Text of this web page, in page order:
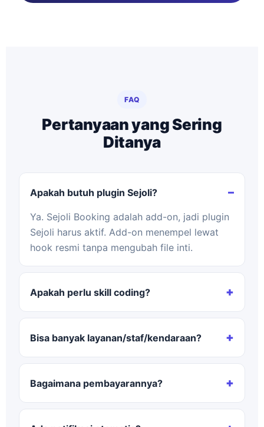
FAQ
Pertanyaan yang Sering
Ditanya
Apakah butuh plugin Sejoli?
Ya. Sejoli Booking adalah add-on, jadi plugin
Sejoli harus aktif. Add-on menempel lewat
hook resmi tanpa mengubah file inti.
Apakah perlu skill coding?
Bisa banyak layanan/staf/kendaraan?
Bagaimana pembayarannya?